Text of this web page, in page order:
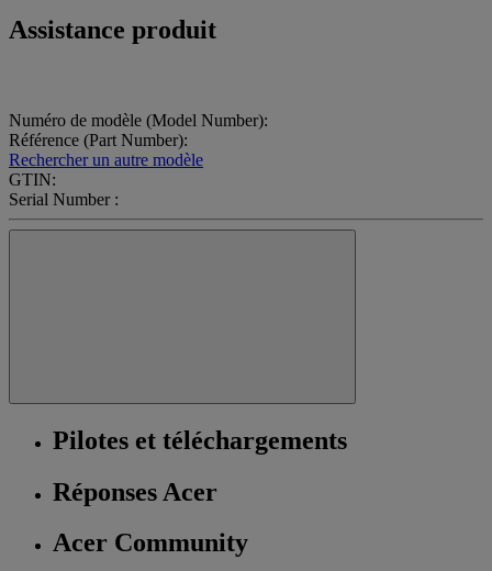
Assistance produit
Numéro de modèle (Model Number):
Référence (Part Number):
Rechercher un autre modèle
GTIN:
Serial Number :
Pilotes et téléchargements
Réponses Acer
Acer Community